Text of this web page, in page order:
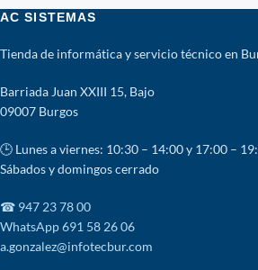
AC SISTEMAS
Tienda de informática y servicio técnico en
Barriada Juan XXIII 15, Bajo
09007 Burgos
🕒 Lunes a viernes: 10:30 – 14:00 y 17:00 –
Sábados y domingos cerrado
☎ 947 23 78 00
WhatsApp 691 58 26 06
a.gonzalez@infotecbur.com